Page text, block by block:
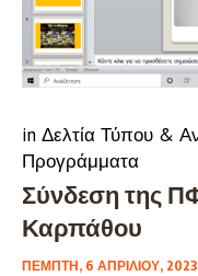
in Δελτία Τύπου &
Προγράμματα
Σύνδεση της
Καρπάθου
ΠΈΜΠΤΗ, 6 ΑΠΡΙΛΊΟΥ, 2023